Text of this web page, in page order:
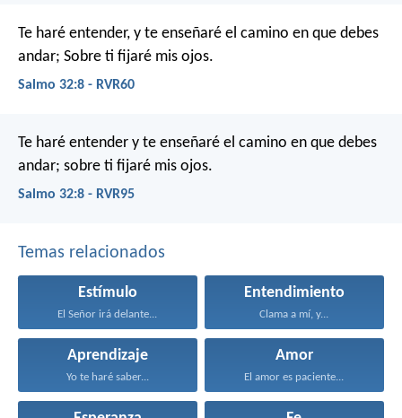
Te haré entender, y te enseñaré el camino en que debes
andar; Sobre ti fijaré mis ojos.
Salmo 32:8 - RVR60
Te haré entender y te enseñaré el camino en que debes
andar; sobre ti fijaré mis ojos.
Salmo 32:8 - RVR95
Temas relacionados
Estímulo
El Señor irá delante...
Entendimiento
Clama a mí, y...
Aprendizaje
Yo te haré saber...
Amor
El amor es paciente...